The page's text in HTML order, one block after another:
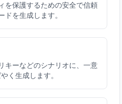
を保護するための安全で信頼
を生成します。
キーなどのシナリオに、一意
く生成します。